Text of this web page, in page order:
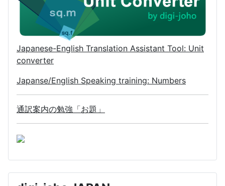
Japanese-English Translation Assistant Tool: Unit
converter
Japanse/English Speaking training: Numbers
通訳案内の勉強「お題」